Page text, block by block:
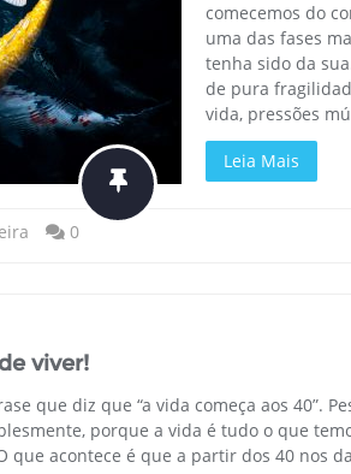
comecemos do
uma das fases
tenha sido da
de pura
vida, pressões
Leia Mais
0
viver!
que diz que “a vida começa aos 40”.
porque a vida é tudo o que
que acontece é que a partir dos 40 nos